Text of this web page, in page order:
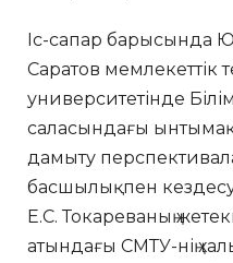
Іс-сапар барысында
Саратов мемлекеттік
университетінде
саласындағы
дамыту
басшылықпен
Е.С. Токареваның
атындағы СМТУ-нің